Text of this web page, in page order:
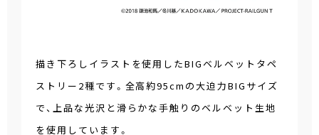
描き下ろしイラストを使用したBIGベルベットタペ
ストリー2種です。全高約95cmの大迫力BIGサイズ
で、上品な光沢と滑らかな手触りのベルベット生地
を使用しています。